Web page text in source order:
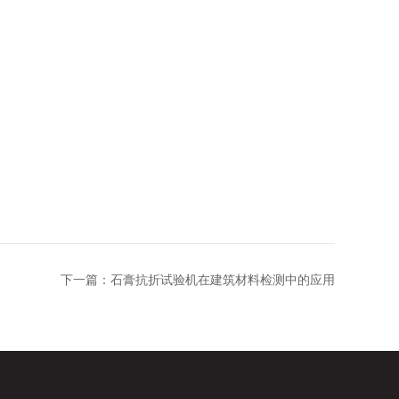
下一篇： 石膏抗折试验机在建筑材料检测中的应用